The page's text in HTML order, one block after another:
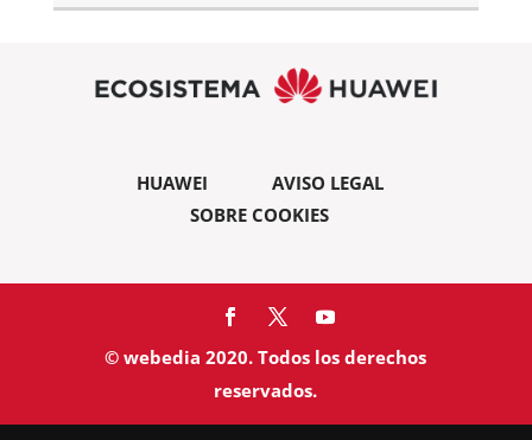
HUAWEI
AVISO LEGAL
SOBRE COOKIES
© webedia 2020. Todos los derechos
reservados.